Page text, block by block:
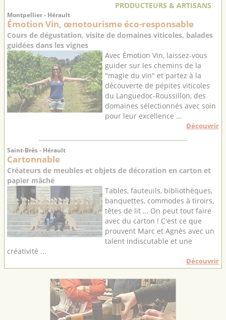
PRODUCTEURS & ARTISANS
Montpellier - Hérault
Émotion Vin, œnotourisme éco-responsable
Cours de dégustation, visite de domaines viticoles, balades
guidées dans les vignes
Avec Émotion Vin, laissez-vous
guider sur les chemins de la
"magie du vin" et partez à la
découverte de pépites viticoles
du Languedoc-Roussillon, des
domaines sélectionnés avec soin
pour leur excellence ...
Découvrir
Saint-Brès - Hérault
Cartonnable
Créateurs de meubles et objets de décoration en carton et
papier mâché
Tables, fauteuils, bibliothèques,
banquettes, commodes à tiroirs,
têtes de lit … On peut tout faire
avec du carton ! C'est ce que
prouvent Marc et Agnès avec un
talent indiscutable et une
créativité ...
Découvrir